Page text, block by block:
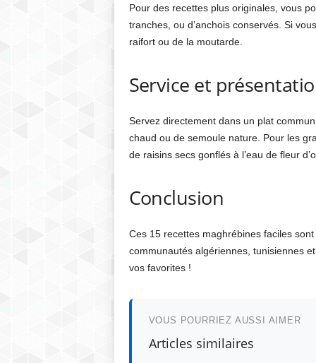
Pour des recettes plus originales, vous
tranches, ou d’anchois conservés. Si
raifort ou de la moutarde.
Service et
Servez directement dans un plat
chaud ou de semoule nature. Pour les
de raisins secs gonflés à l’eau de fleur
Conclusion
Ces 15 recettes maghrébines faciles
communautés algériennes, tunisiennes
vos favorites !
VOUS POURRIEZ AUSSI AIMER
Articles similaires